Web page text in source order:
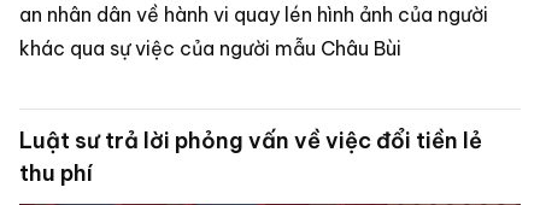
an nhân dân về hành vi quay lén hình ảnh của người
khác qua sự việc của người mẫu Châu Bùi
Luật sư trả lời phỏng vấn về việc đổi tiền lẻ
thu phí